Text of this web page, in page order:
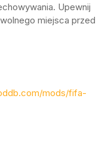
Upewnij
miejsca przed
mods/fifa-